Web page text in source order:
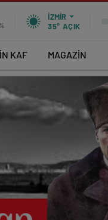
İZMIR
35° AÇIK
KAF MAGAZİN